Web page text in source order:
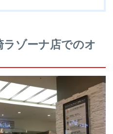
ラゾーナ店でのオ